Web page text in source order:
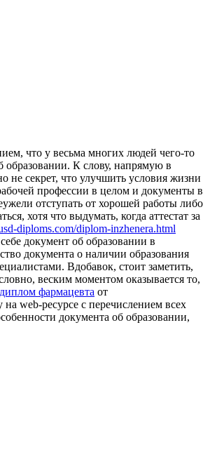
что у весьма многих людей чего-то
образовании. К слову, напрямую в
не секрет, что улучшить условия жизни
профессии в целом и документы в
отступать от хорошей работы либо
хотя что выдумать, когда аттестат за
diploms.com/diplom-inzhenera.html
документ об образовании в
документа о наличии образования
Вдобавок, стоит заметить,
веским моментом оказывается то,
фармацевта от
web-ресурсе с перечислением всех
документа об образовании,